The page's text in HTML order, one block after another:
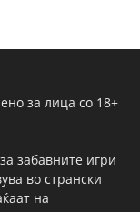
за лица со 18+
забавните игри
во странски
на